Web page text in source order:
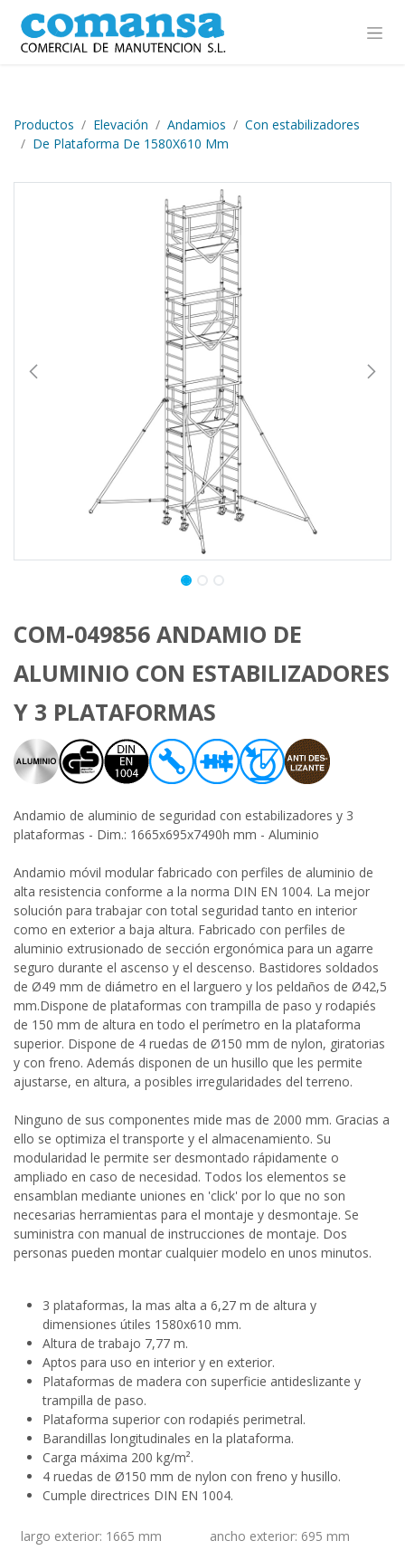
Ir al contenido
Productos Elevación Andamios
Con estabilizadores
De Plataforma De 1580X610 Mm
COM-049856 ANDAMIO DE
ALUMINIO CON ESTABILIZADORES
Y 3 PLATAFORMAS
Andamio de aluminio de seguridad con estabilizadores y 3
plataformas - Dim.: 1665x695x7490h mm - Aluminio
Andamio móvil modular fabricado con perfiles de aluminio de
alta resistencia conforme a la norma DIN EN 1004. La mejor
solución para trabajar con total seguridad tanto en interior
como en exterior a baja altura. Fabricado con perfiles de
aluminio extrusionado de sección ergonómica para un agarre
seguro durante el ascenso y el descenso. Bastidores soldados
de Ø49 mm de diámetro en el larguero y los peldaños de Ø42,5
mm.Dispone de plataformas con trampilla de paso y rodapiés
de 150 mm de altura en todo el perímetro en la plataforma
superior. Dispone de 4 ruedas de Ø150 mm de nylon, giratorias
y con freno. Además disponen de un husillo que les permite
ajustarse, en altura, a posibles irregularidades del terreno.
Ninguno de sus componentes mide mas de 2000 mm. Gracias a
ello se optimiza el transporte y el almacenamiento. Su
modularidad le permite ser desmontado rápidamente o
ampliado en caso de necesidad. Todos los elementos se
ensamblan mediante uniones en 'click' por lo que no son
necesarias herramientas para el montaje y desmontaje. Se
suministra con manual de instrucciones de montaje. Dos
personas pueden montar cualquier modelo en unos minutos.
3 plataformas, la mas alta a 6,27 m de altura y
dimensiones útiles 1580x610 mm.
Altura de trabajo 7,77 m.
Aptos para uso en interior y en exterior.
Plataformas de madera con superficie antideslizante y
trampilla de paso.
Plataforma superior con rodapiés perimetral.
Barandillas longitudinales en la plataforma.
Carga máxima 200 kg/m².
4 ruedas de Ø150 mm de nylon con freno y husillo.
Cumple directrices DIN EN 1004.
largo exterior: 1665 mm ancho exterior: 695 mm